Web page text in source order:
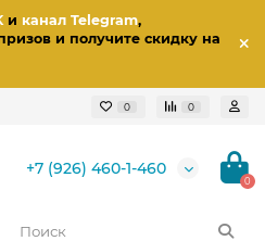
и канал Telegram,
и получите скидку на
0 0
+7 (926) 460-1-460
0